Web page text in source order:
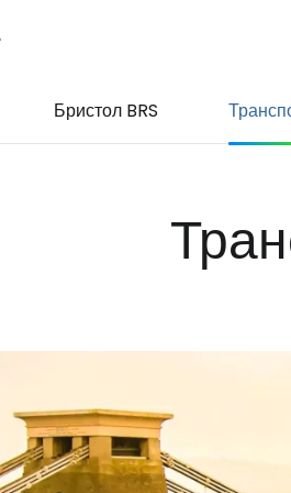
Бристол BRS